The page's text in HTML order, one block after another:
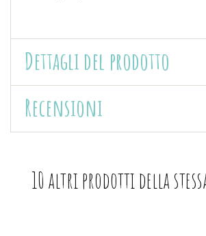
Dettagli del prodotto
Recensioni
10 altri prodotti della